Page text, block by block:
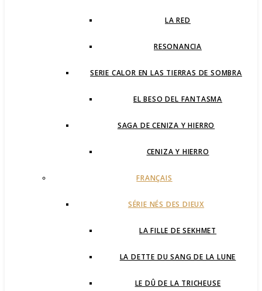
LA RED
RESONANCIA
SERIE CALOR EN LAS TIERRAS DE SOMBRA
EL BESO DEL FANTASMA
SAGA DE CENIZA Y HIERRO
CENIZA Y HIERRO
FRANÇAIS
SÉRIE NÉS DES DIEUX
LA FILLE DE SEKHMET
LA DETTE DU SANG DE LA LUNE
LE DÛ DE LA TRICHEUSE